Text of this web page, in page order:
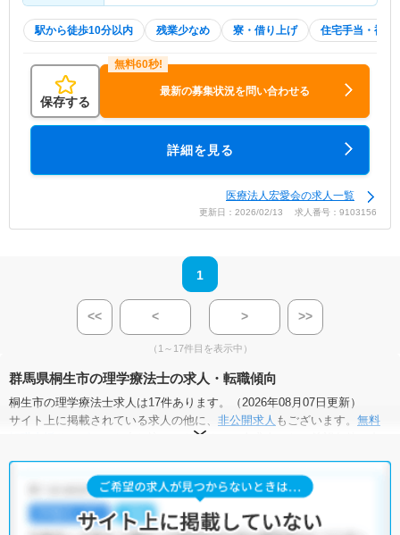
駅から徒歩10分以内 残業少なめ 寮・借り上げ 住宅手当・補助
保存する
最新の募集状況を問い合わせる
詳細を見る
医療法人宏愛会の求人一覧
更新日：2026/02/13 求人番号：9103156
1
<< < > >>
（1～17件目を表示中）
群馬県桐生市の理学療法士の求人・転職傾向
桐生市の理学療法士求人は17件あります。（2026年08月07日更新）
サイト上に掲載されている求人の他に、 非公開求人 もございます。 無料
にお申し込みいただくと、全求人からご希望条件に合
桐生市の理学療法士求人では以下のような条件が人気です。
土日祝休・積極採用中・ 残業少なめ 正社員(正職員)
・クリニック・介護福祉施設・訪問リハビリ(在宅医療)